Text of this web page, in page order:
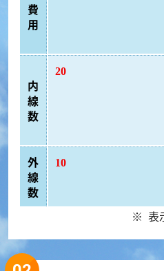
費
用
内
線
数
20
外
線
数
10
表